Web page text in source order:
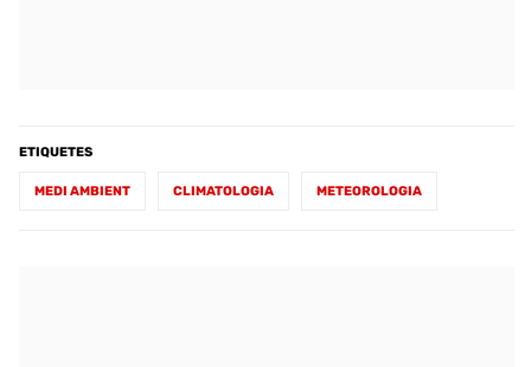
ETIQUETES
MEDI AMBIENT CLIMATOLOGIA METEOROLOGIA